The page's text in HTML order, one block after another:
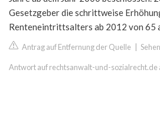
Gesetzgeber die schrittweise
Renteneintrittsalters ab 2012 von 65
Antrag auf Entfernung der Quelle
Antwort auf rechtsanwalt-und-sozialrecht.de